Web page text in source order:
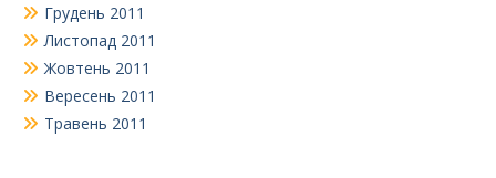
Грудень 2011
Листопад 2011
Жовтень 2011
Вересень 2011
Травень 2011